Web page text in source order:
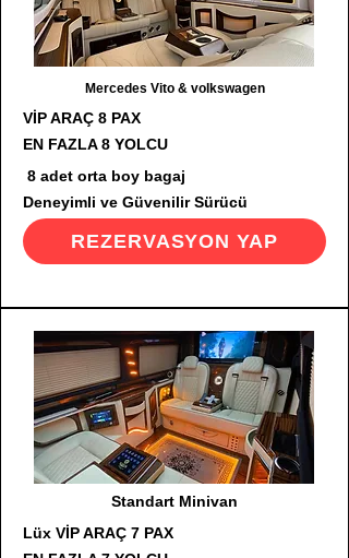
Mercedes Vito & volkswagen
VİP ARAÇ 8 PAX
EN FAZLA 8 YOLCU
8 adet orta boy bagaj
Deneyimli ve Güvenilir Sürücü
REZERVASYON YAP
Standart Minivan
Lüx VİP ARAÇ 7 PAX